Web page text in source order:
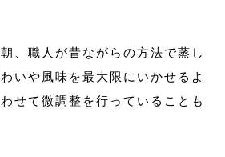
、職人が昔ながらの方法で蒸し
いや風味を最大限にいかせるよ
せて微調整を行っていることも